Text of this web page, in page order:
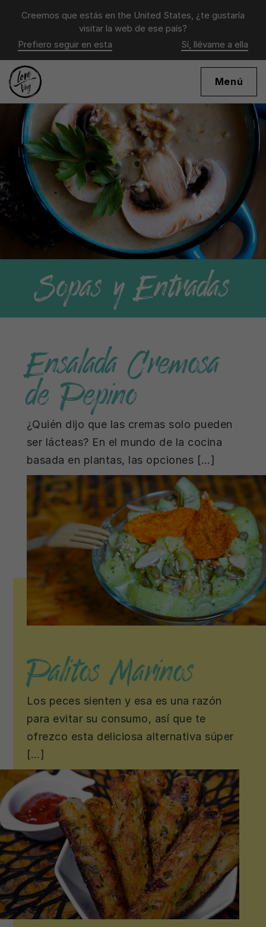
Creemos que estás en the United States, ¿te gustaría
visitar la web de ese país?
Prefiero seguir en esta
Sí, llévame a ella
Menú
Sopas y Entradas
Ensalada Cremosa
de Pepino
¿Quién dijo que las cremas solo pueden
ser lácteas? En el mundo de la cocina
basada en plantas, las opciones […]
Palitos Marinos
Los peces sienten y esa es una razón
para evitar su consumo, así que te
ofrezco esta deliciosa alternativa súper
[…]